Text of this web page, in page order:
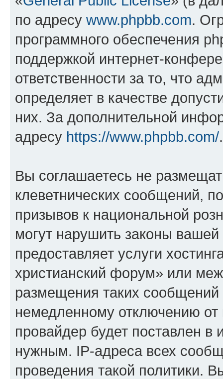
по адресу www.phpbb.com.
программного обеспечения
поддержкой интернет-
ответственности за то, что
определяет в качестве
них. За дополнительной
адресу https://www.phpbb.com/.
Вы соглашаетесь не
клеветнических сообщений,
призывов к национальной
могут нарушить законы
предоставляет услуги
христианский форум» или
размещения таких
немедленному отключению
провайдер будет поставлен в
нужным. IP-адреса всех
проведения такой политики.